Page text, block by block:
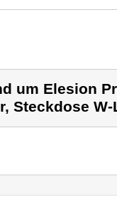
um Elesion
Steckdose W-